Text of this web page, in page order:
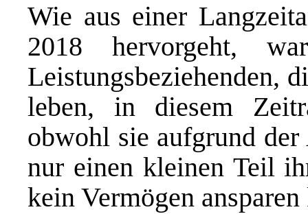
Wie aus einer
2018 hervorgeht,
Leistungsbeziehenden,
leben, in diesem
obwohl sie aufgrund
nur einen kleinen Teil
kein Vermögen